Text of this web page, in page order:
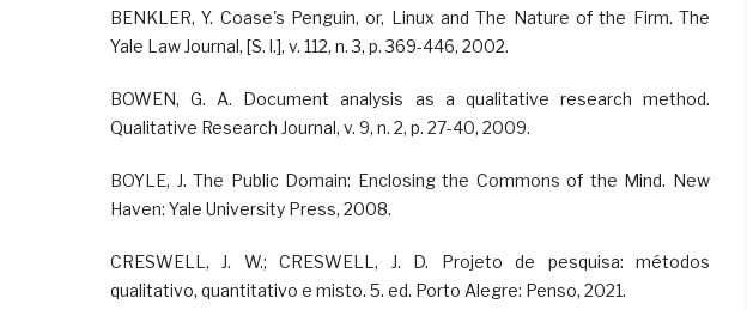
BENKLER, Y. Coase's Penguin, or, Linux and The Nature of the Firm. The
Yale Law Journal, [S. l.], v. 112, n. 3, p. 369-446, 2002.
BOWEN, G. A. Document analysis as a qualitative research method.
Qualitative Research Journal, v. 9, n. 2, p. 27-40, 2009.
BOYLE, J. The Public Domain: Enclosing the Commons of the Mind. New
Haven: Yale University Press, 2008.
CRESWELL, J. W.; CRESWELL, J. D. Projeto de pesquisa: métodos
qualitativo, quantitativo e misto. 5. ed. Porto Alegre: Penso, 2021.